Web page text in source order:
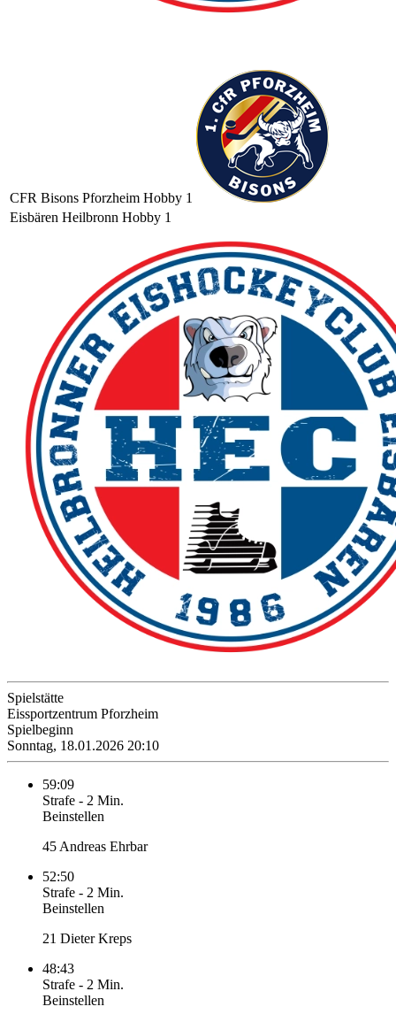
CFR Bisons Pforzheim Hobby 1
Eisbären Heilbronn Hobby 1
Spielstätte
Eissportzentrum Pforzheim
Spielbeginn
Sonntag, 18.01.2026 20:10
59:09
Strafe - 2 Min.
Beinstellen
45 Andreas Ehrbar
52:50
Strafe - 2 Min.
Beinstellen
21 Dieter Kreps
48:43
Strafe - 2 Min.
Beinstellen